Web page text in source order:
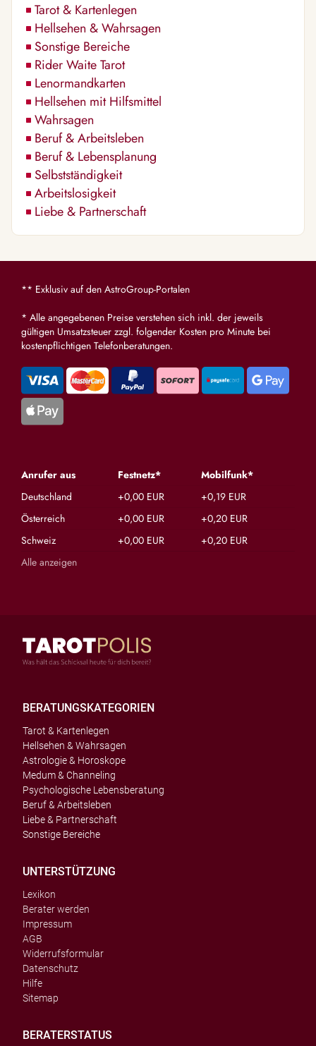
Tarot & Kartenlegen
Hellsehen & Wahrsagen
Sonstige Bereiche
Rider Waite Tarot
Lenormandkarten
Hellsehen mit Hilfsmittel
Wahrsagen
Beruf & Arbeitsleben
Beruf & Lebensplanung
Selbstständigkeit
Arbeitslosigkeit
Liebe & Partnerschaft
** Exklusiv auf den AstroGroup-Portalen
* Alle angegebenen Preise verstehen sich inkl. der jeweils
gültigen Umsatzsteuer zzgl. folgender Kosten pro Minute bei
kostenpflichtigen Telefonberatungen.
Anrufer aus Festnetz*
Mobilfunk*
Deutschland
+0,00 EUR
+0,19 EUR
Österreich
+0,00 EUR
+0,20 EUR
Schweiz
+0,00 EUR
+0,20 EUR
Alle anzeigen
BERATUNGSKATEGORIEN
Tarot & Kartenlegen
Hellsehen & Wahrsagen
Astrologie & Horoskope
Medum & Channeling
Psychologische Lebensberatung
Beruf & Arbeitsleben
Liebe & Partnerschaft
Sonstige Bereiche
UNTERSTÜTZUNG
Lexikon
Berater werden
Impressum
AGB
Widerrufsformular
Datenschutz
Hilfe
Sitemap
BERATERSTATUS